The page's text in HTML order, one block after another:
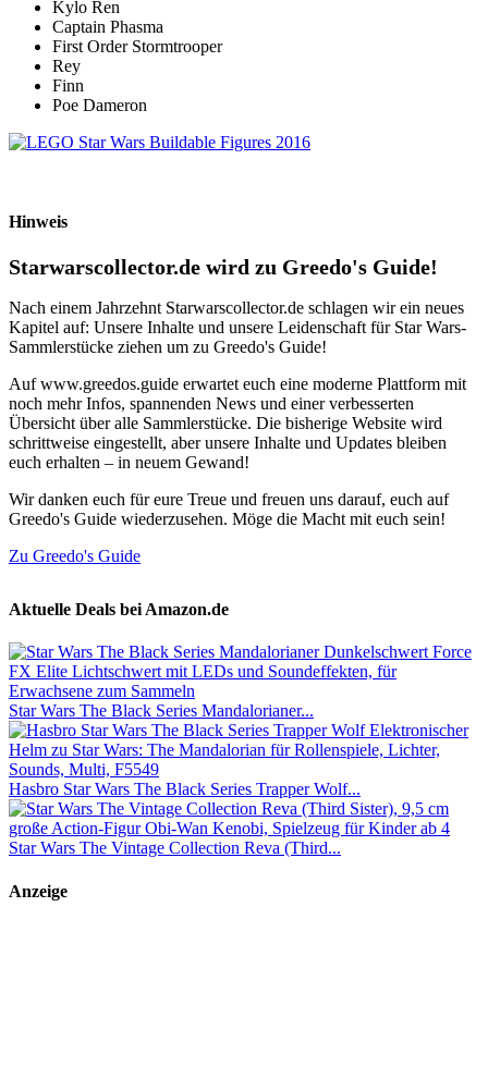
Kylo Ren
Captain Phasma
First Order Stormtrooper
Rey
Finn
Poe Dameron
Hinweis
Starwarscollector.de wird zu Greedo's Guide!
Nach einem Jahrzehnt Starwarscollector.de schlagen wir ein neues
Kapitel auf: Unsere Inhalte und unsere Leidenschaft für Star Wars-
Sammlerstücke ziehen um zu Greedo's Guide!
Auf www.greedos.guide erwartet euch eine moderne Plattform mit
noch mehr Infos, spannenden News und einer verbesserten
Übersicht über alle Sammlerstücke. Die bisherige Website wird
schrittweise eingestellt, aber unsere Inhalte und Updates bleiben
euch erhalten – in neuem Gewand!
Wir danken euch für eure Treue und freuen uns darauf, euch auf
Greedo's Guide wiederzusehen. Möge die Macht mit euch sein!
Zu Greedo's Guide
Aktuelle Deals bei Amazon.de
Star Wars The Black Series Mandalorianer...
Hasbro Star Wars The Black Series Trapper Wolf...
Star Wars The Vintage Collection Reva (Third...
Anzeige